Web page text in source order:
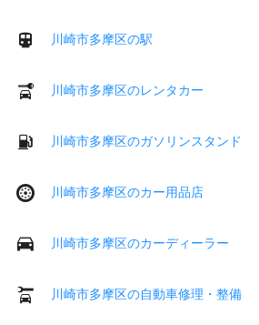
川崎市多摩区の駅
川崎市多摩区のレンタカー
川崎市多摩区のガソリンスタンド
川崎市多摩区のカー用品店
川崎市多摩区のカーディーラー
川崎市多摩区の自動車修理・整備